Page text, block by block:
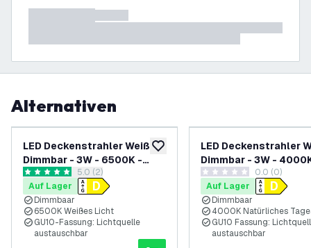
Alternativen
zur Wunschliste hinzufügen
LED Deckenstrahler Weiß -
Dimmbar - 3W - 6500K -
NeigbarBewertungsbereich öffnen
5 Bewertungssterne
5.0 (2)
Auf Lager
Dimmbaar
6500K Weißes Licht
GU10-Fassung: Lichtquelle
austauschbar
LED Deckenstrahler
Dimmbar - 3W -
Neigbar
0 Bewertungssterne
0.0 (0)
Auf Lager
Dimmbaar
4000K Natürliches
GU10 Fassung:
austauschbar